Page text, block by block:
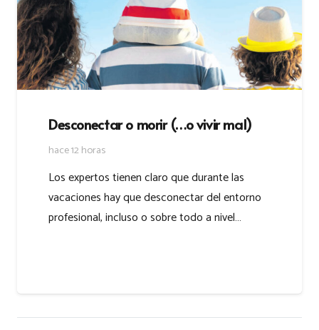
Desconectar o morir (…o vivir mal)
hace 12 horas
Los expertos tienen claro que durante las
vacaciones hay que desconectar del entorno
profesional, incluso o sobre todo a nivel…